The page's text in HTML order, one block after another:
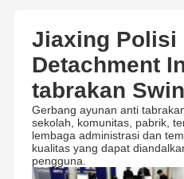
Jiaxing Polisi
Detachment
tabrakan
Gerbang ayunan anti
sekolah, komunitas, pabrik,
lembaga administrasi dan
kualitas yang dapat
pengguna.